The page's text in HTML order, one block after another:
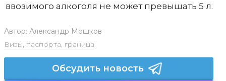
ввозимого алкоголя не может превышать 5 л.
Автор: Александр Мошков
Визы, паспорта, граница
Обсудить новость